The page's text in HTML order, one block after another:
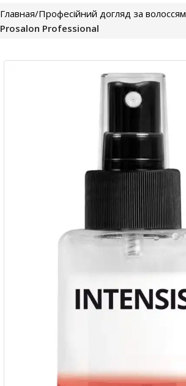
Главная Професійний догляд за волоссям
Prosalon Professional